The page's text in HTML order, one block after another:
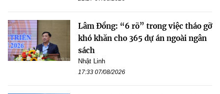
Lâm Đồng: “6 rõ” trong việc tháo gỡ
khó khăn cho 365 dự án ngoài ngân
sách
Nhật Linh
17:33 07/08/2026